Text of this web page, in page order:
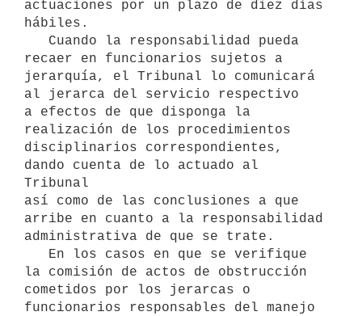
actuaciones por un plazo de diez días
hábiles.
recaer en funcionarios sujetos a
jerarquía, el Tribunal lo comunicará
al jerarca del servicio respectivo
a efectos de que disponga la
realización de los procedimientos
disciplinarios correspondientes,
dando cuenta de lo actuado al
Tribunal
así como de las conclusiones a que
arribe en cuanto a la responsabilidad
administrativa de que se trate.
la comisión de actos de obstrucción
cometidos por los jerarcas o
funcionarios responsables del manejo